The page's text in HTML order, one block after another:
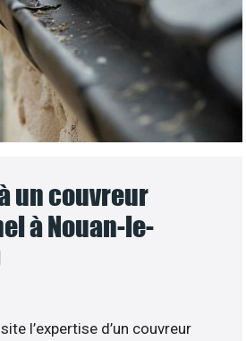
un couvreur
à Nouan-le-
l’expertise d’un couvreur